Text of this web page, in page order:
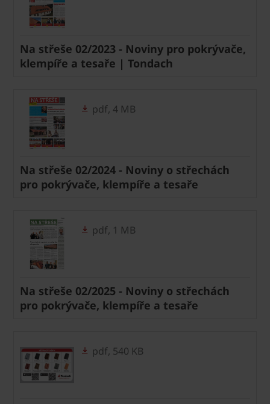
Na střeše 02/2023 - Noviny pro pokrývače,
klempíře a tesaře | Tondach
pdf, 4 MB
Na střeše 02/2024 - Noviny o střechách
pro pokrývače, klempíře a tesaře
pdf, 1 MB
Na střeše 02/2025 - Noviny o střechách
pro pokrývače, klempíře a tesaře
pdf, 540 KB